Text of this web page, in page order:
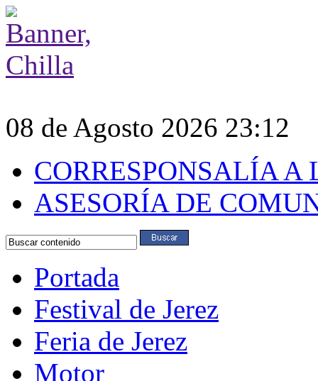
08 de Agosto 2026 23:12
CORRESPONSALÍA A
ASESORÍA DE
Portada
Festival de Jerez
Feria de Jerez
Motor